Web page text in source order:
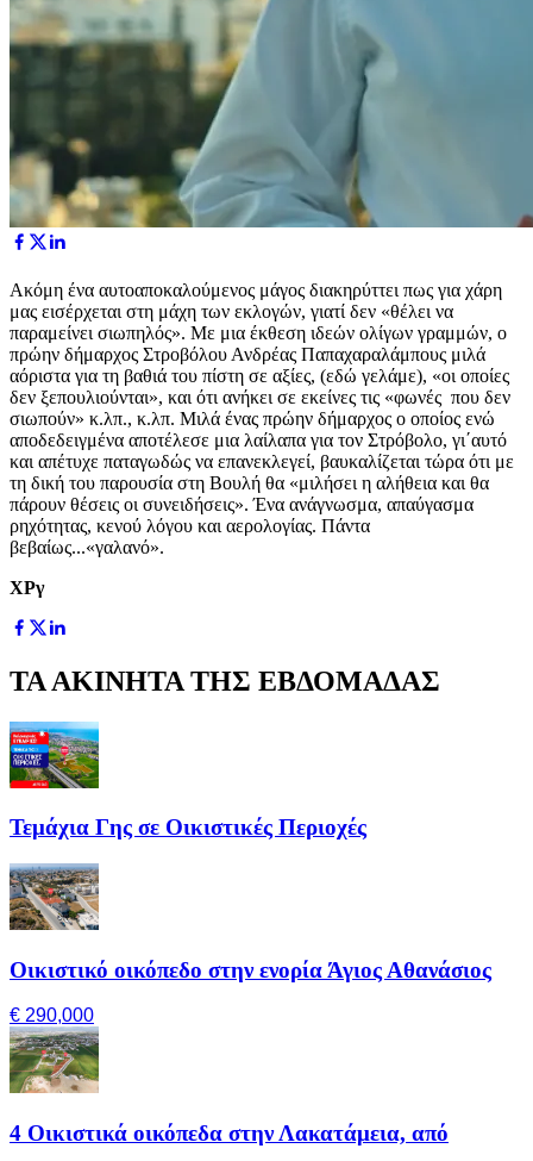
Ακόμη ένα αυτοαποκαλούμενος μάγος διακηρύττει πως για χάρη
μας εισέρχεται στη μάχη των εκλογών, γιατί δεν «θέλει να
παραμείνει σιωπηλός». Με μια έκθεση ιδεών ολίγων γραμμών, ο
πρώην δήμαρχος Στροβόλου Ανδρέας Παπαχαραλάμπους μιλά
αόριστα για τη βαθιά του πίστη σε αξίες, (εδώ γελάμε), «οι οποίες
δεν ξεπουλιούνται», και ότι ανήκει σε εκείνες τις «φωνές που δεν
σιωπούν» κ.λπ., κ.λπ. Μιλά ένας πρώην δήμαρχος ο οποίος ενώ
αποδεδειγμένα αποτέλεσε μια λαίλαπα για τον Στρόβολο, γι΄αυτό
και απέτυχε παταγωδώς να επανεκλεγεί, βαυκαλίζεται τώρα ότι με
τη δική του παρουσία στη Βουλή θα «μιλήσει η αλήθεια και θα
πάρουν θέσεις οι συνειδήσεις». Ένα ανάγνωσμα, απαύγασμα
ρηχότητας, κενού λόγου και αερολογίας. Πάντα
βεβαίως...«γαλανό».
ΧΡγ
ΤΑ ΑΚΙΝΗΤΑ ΤΗΣ ΕΒΔΟΜΑΔΑΣ
Τεμάχια Γης σε Οικιστικές Περιοχές
Οικιστικό οικόπεδο στην ενορία Άγιος Αθανάσιος
€ 290,000
4 Οικιστικά οικόπεδα στην Λακατάμεια, από